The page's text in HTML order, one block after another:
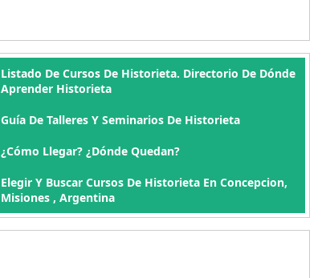
Listado De Cursos De Historieta. Directorio De Dónde
Aprender Historieta
Guía De Talleres Y Seminarios De Historieta
¿Cómo Llegar? ¿Dónde Quedan?
Elegir Y Buscar Cursos De Historieta En Concepcion,
Misiones , Argentina